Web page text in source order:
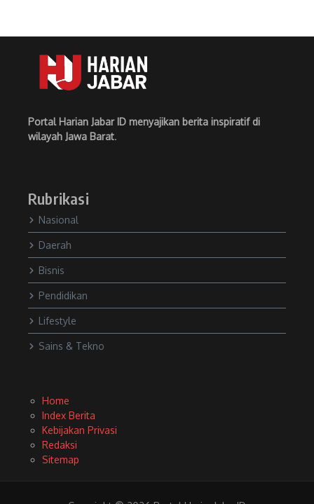
Portal Harian Jabar ID menyajikan berita inspiratif di
wilayah Jawa Barat.
Rubrikasi
Nasional
Daerah
Bisnis
Pendidikan
Lifestyle
Sains & Tekno
Home
Index Berita
Kebijakan Privasi
Redaksi
Sitemap